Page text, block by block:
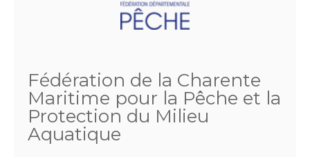
Fédération de la Charente
Maritime pour la Pêche et la
Protection du Milieu
Aquatique